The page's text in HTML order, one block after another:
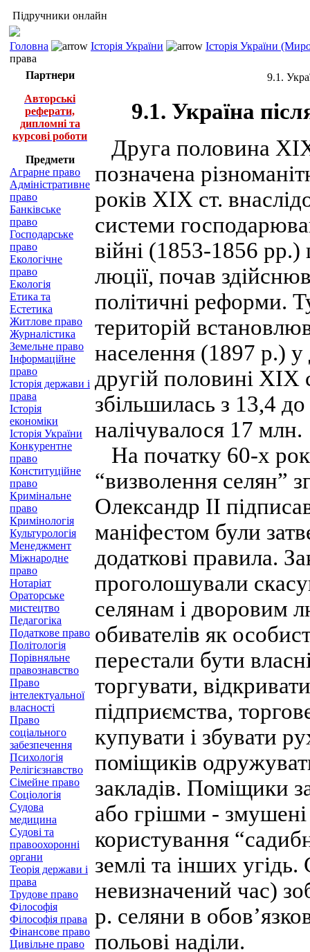
Підручники онлайн
Головна Історія України
Історія України
права
Партнери
Авторські
реферати,
дипломні та
курсові роботи
Предмети
Аграрне право
Адміністративне
право
Банківське
право
Господарське
право
Екологічне
право
Екологія
Етика та
Естетика
Житлове право
Журналістика
Земельне право
Інформаційне
право
Історія держави і
права
Історія
економіки
Історія України
Конкурентне
право
Конституційне
право
Кримінальне
право
Кримінологія
Культурологія
Менеджмент
Міжнародне
право
Нотаріат
Ораторське
мистецтво
Педагогіка
Податкове право
Політологія
Порівняльне
правознавство
Право
інтелектуальної
власності
Право
соціального
забезпечення
Психологія
Релігієзнавство
Сімейне право
Соціологія
Судова
медицина
Судові та
правоохоронні
органи
Теорія держави і
права
Трудове право
Філософія
Філософія права
Фінансове право
Цивільне право
9.1.
9.1. Україна
Друга половина XIX
позначена
років XIX ст.
системи
війні (1853-1856
люції, почав
політичні реформи.
територій
населення (1897 р.) у
другій половині XIX
збільшилась з 13,4
налічувалося 17 млн.
На початку 60-х
“визволення селян”
Олександр II
маніфестом були
додаткові правила.
проголошували
селянам і дворовим
обивателів як
перестали бути
торгувати,
підприємства,
купувати і збувати
поміщиків
закладів. Поміщики
або грішми -
користування
землі та інших
невизначений час)
р. селяни в
польові наділи.